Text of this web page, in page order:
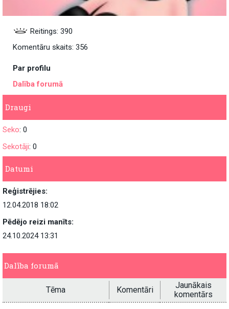
Reitings: 390
Komentāru skaits: 356
Par profilu
Dalība forumā
Draugi
Seko: 0
Sekotāji: 0
Datumi
Reģistrējies:
12.04.2018 18:02
Pēdējo reizi manīts:
24.10.2024 13:31
Dalība forumā
Tēma Komentāri
Jaunākais
komentārs